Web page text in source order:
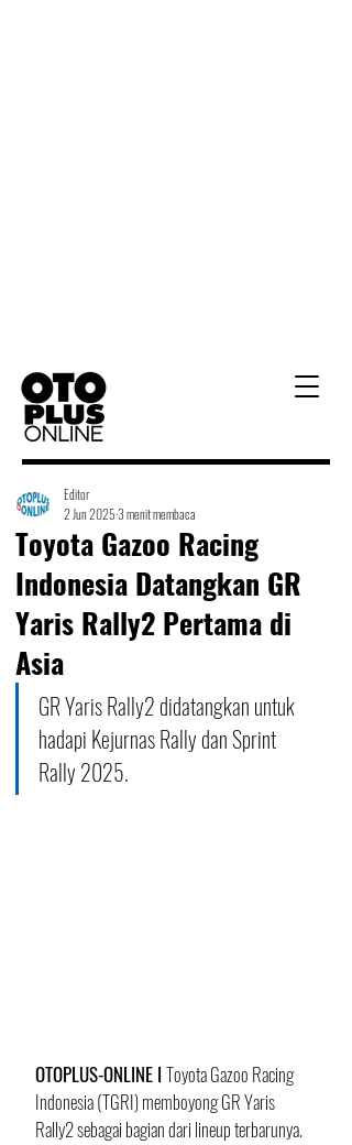
Toyota Gazoo Racing
Indonesia Datangkan GR
Yaris Rally2 Pertama di
Asia
Editor
2 Jun 20253 menit membaca
GR Yaris Rally2 didatangkan untuk
hadapi Kejurnas Rally dan Sprint
Rally 2025.
OTOPLUS-ONLINE I Toyota Gazoo Racing
Indonesia (TGRI) memboyong GR Yaris
Rally2 sebagai bagian dari lineup terbarunya.